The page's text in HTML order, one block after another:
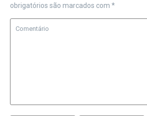
obrigatórios são marcados com *